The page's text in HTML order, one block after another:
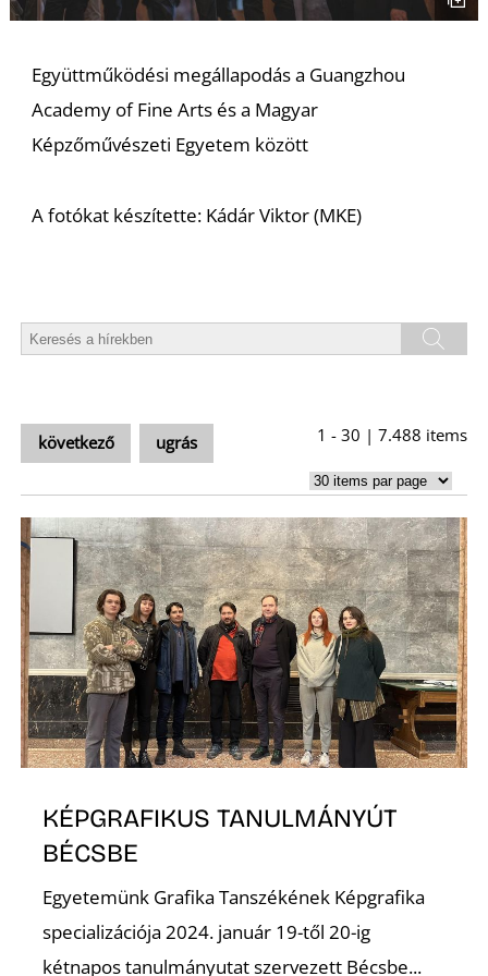
Együttműködési megállapodás a Guangzhou
Academy of Fine Arts és a Magyar
Képzőművészeti Egyetem között
A fotókat készítette: Kádár Viktor (MKE)
következő ugrás 1 - 30 | 7.488 items
KÉPGRAFIKUS TANULMÁNYÚT
BÉCSBE
Egyetemünk Grafika Tanszékének Képgrafika
specializációja 2024. január 19-től 20-ig
kétnapos tanulmányutat szervezett Bécsbe...